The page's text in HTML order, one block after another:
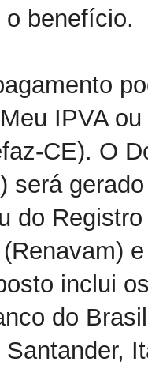
benefício.
IPVA
CE). O
será
do
inclui
do